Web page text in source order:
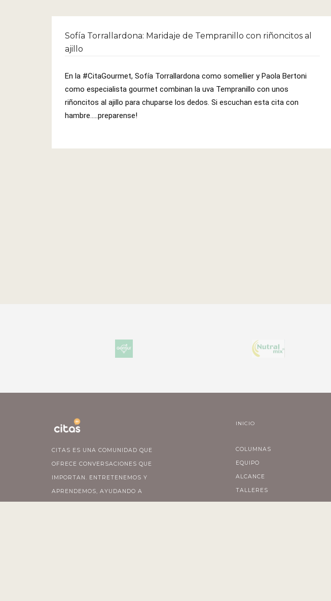
Sofía Torrallardona: Maridaje de Tempranillo con riñoncitos al
ajillo
En la #CitaGourmet, Sofía Torrallardona como somellier y Paola Bertoni
como especialista gourmet combinan la uva Tempranillo con unos
riñoncitos al ajillo para chuparse los dedos. Si escuchan esta cita con
hambre.....preparense!
CITAS ES UNA COMUNIDAD QUE
OFRECE CONVERSACIONES QUE
IMPORTAN. ENTRETENEMOS Y
APRENDEMOS, AYUDANDO A
INICIO
COLUMNAS
EQUIPO
ALCANCE
TALLERES
SUSCRIBITE A CITAS